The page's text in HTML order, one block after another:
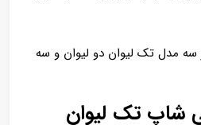
سه مدل تک لیوان دو لیوان و سه
شاپ تک لیوان